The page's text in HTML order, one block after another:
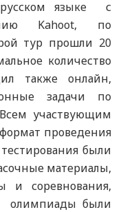
языке с
Kahoot, по
тур прошли 20
количество
также онлайн,
задачи по
участвующим
проведения
были
материалы,
и соревнования,
олимпиады были